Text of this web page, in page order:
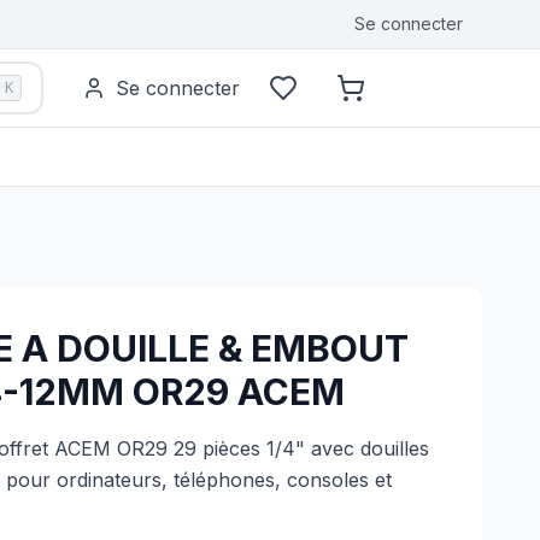
Se connecter
K Se connecter
A DOUILLE & EMBOUT
OR29 ACEM
ACEM OR29 29 pièces 1/4" avec douilles
ordinateurs, téléphones, consoles et